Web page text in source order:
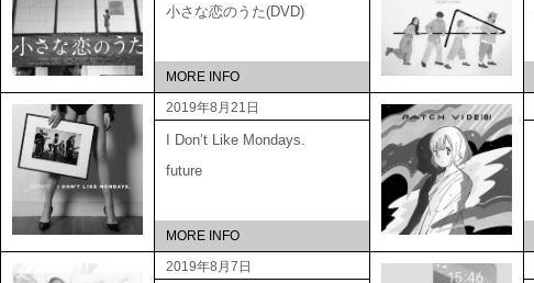
小さな恋のうた(DVD)
MORE INFO
2019年8月21日
I Don’t Like Mondays.
future
MORE INFO
2019年8月7日